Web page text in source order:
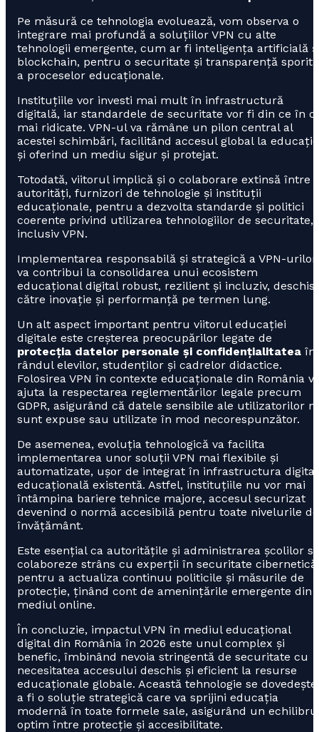
Pe măsură ce tehnologia evoluează, vom observa o
integrare mai profundă a soluțiilor VPN cu alte
tehnologii emergente, cum ar fi inteligența artificială
blockchain, pentru o securitate și transparență sporită
a proceselor educaționale.
Instituțiile vor investi mai mult în infrastructură
digitală, iar standardele de securitate vor fi din ce în
mai ridicate. VPN-ul va rămâne un pilon central al
acestei schimbări, facilitând accesul global la educație
și oferind un mediu sigur și protejat.
Totodată, viitorul implică și o colaborare extinsă între
autorități, furnizori de tehnologie și instituții
educaționale, pentru a dezvolta standarde și politici
coerente privind utilizarea tehnologiilor de securitate,
inclusiv VPN.
Implementarea responsabilă și strategică a VPN-urilor
va contribui la consolidarea unui ecosistem
educațional digital robust, rezilient și incluziv, deschis
către inovație și performanță pe termen lung.
Un alt aspect important pentru viitorul educației
digitale este creșterea preocupărilor legate de
protecția datelor personale și confidențialitatea în
rândul elevilor, studenților și cadrelor didactice.
Folosirea VPN în contexte educaționale din România
ajuta la respectarea reglementărilor legale precum
GDPR, asigurând că datele sensibile ale utilizatorilor
sunt expuse sau utilizate în mod necorespunzător.
De asemenea, evoluția tehnologică va facilita
implementarea unor soluții VPN mai flexibile și
automatizate, ușor de integrat în infrastructura
educațională existentă. Astfel, instituțiile nu vor mai
întâmpina bariere tehnice majore, accesul securizat
devenind o normă accesibilă pentru toate nivelurile de
învățământ.
Este esențial ca autoritățile și administrarea școlilor să
colaboreze strâns cu experții în securitate cibernetică
pentru a actualiza continuu politicile și măsurile de
protecție, ținând cont de amenințările emergente din
mediul online.
În concluzie, impactul VPN în mediul educațional
digital din România în 2026 este unul complex și
benefic, îmbinând nevoia stringentă de securitate cu
necesitatea accesului deschis și eficient la resurse
educaționale globale. Această tehnologie se dovedește
a fi o soluție strategică care va sprijini educația
modernă în toate formele sale, asigurând un echilibru
optim între protecție și accesibilitate.